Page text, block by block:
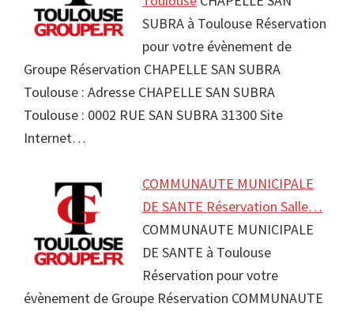
SUBRA à Toulouse Réservation
pour votre évènement de
Groupe Réservation CHAPELLE SAN SUBRA
Toulouse : Adresse CHAPELLE SAN SUBRA
Toulouse : 0002 RUE SAN SUBRA 31300 Site
Internet…
COMMUNAUTE MUNICIPALE
DE SANTE Réservation Salle…
COMMUNAUTE MUNICIPALE
DE SANTE à Toulouse
Réservation pour votre
évènement de Groupe Réservation COMMUNAUTE